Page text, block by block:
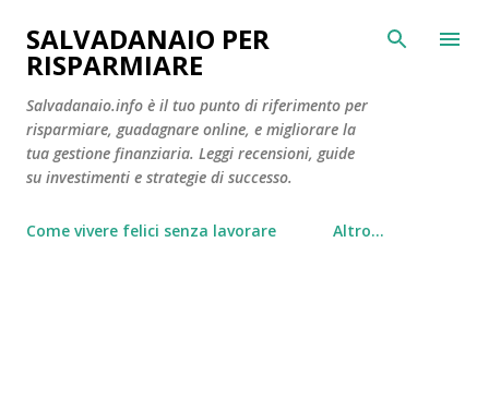
Passa ai contenuti principali
SALVADANAIO PER
RISPARMIARE
Salvadanaio.info è il tuo punto di riferimento per
risparmiare, guadagnare online, e migliorare la
tua gestione finanziaria. Leggi recensioni, guide
su investimenti e strategie di successo.
Come vivere felici senza lavorare Altro…